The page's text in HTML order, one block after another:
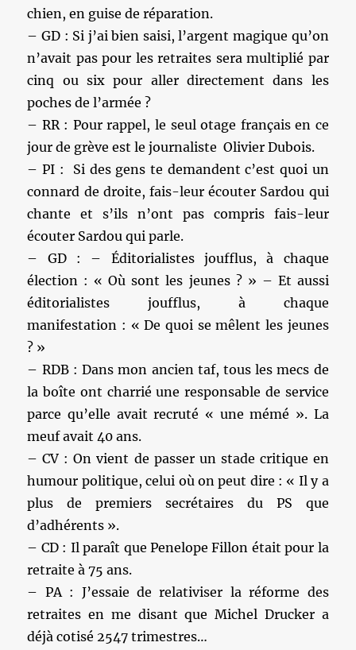
chien, en guise de réparation.
– GD : Si j’ai bien saisi, l’argent magique qu’on
n’avait pas pour les retraites sera multiplié par
cinq ou six pour aller directement dans les
poches de l’armée ?
– RR : Pour rappel, le seul otage français en ce
jour de grève est le journaliste Olivier Dubois.
– PI : Si des gens te demandent c’est quoi un
connard de droite, fais-leur écouter Sardou qui
chante et s’ils n’ont pas compris fais-leur
écouter Sardou qui parle.
– GD : – Éditorialistes joufflus, à chaque
élection : « Où sont les jeunes ? » – Et aussi
éditorialistes joufflus, à chaque
manifestation : « De quoi se mêlent les jeunes
? »
– RDB : Dans mon ancien taf, tous les mecs de
la boîte ont charrié une responsable de service
parce qu’elle avait recruté « une mémé ». La
meuf avait 40 ans.
– CV : On vient de passer un stade critique en
humour politique, celui où on peut dire : « Il y a
plus de premiers secrétaires du PS que
d’adhérents ».
– CD : Il paraît que Penelope Fillon était pour la
retraite à 75 ans.
– PA : J’essaie de relativiser la réforme des
retraites en me disant que Michel Drucker a
déjà cotisé 2547 trimestres…